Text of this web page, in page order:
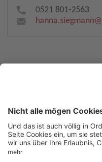
0521 801-2563
hanna.siegmann​@